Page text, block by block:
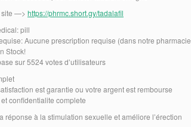
site —> https://phrmc.short.gy/tadalafil
pill
Aucune prescription requise (dans notre
Stock!
sur 5524 votes d’utilisateurs
est garantie ou votre argent est rembourse
confidentialite complete
réponse à la stimulation sexuelle et améliore l’érection